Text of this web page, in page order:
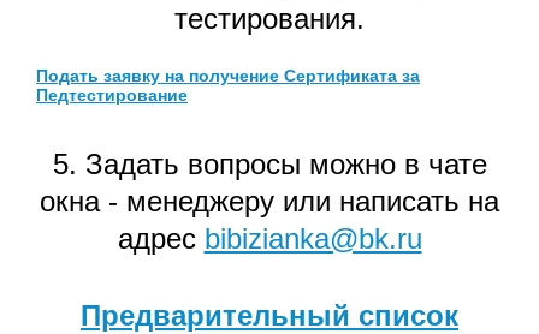
тестирования.
Подать заявку на получение Сертификата за
Педтестирование
5. Задать вопросы можно в чате
окна - менеджеру или написать на
адрес bibizianka@bk.ru
Предварительный список